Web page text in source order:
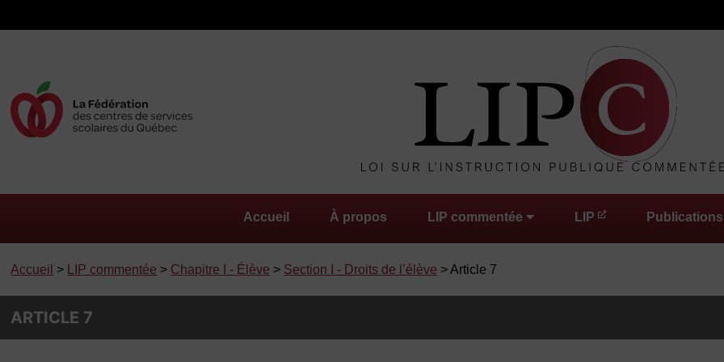
Accueil À propos LIP commentée LIP Publications
Accueil > LIP commentée > Chapitre I - Élève > Section I - Droits de l’élève > Article 7
ARTICLE 7